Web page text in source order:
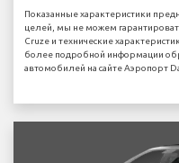
Показанные характеристики
целей, мы не можем
Cruze и технические
более подробной информации
автомобилей на сайте Аэропорт